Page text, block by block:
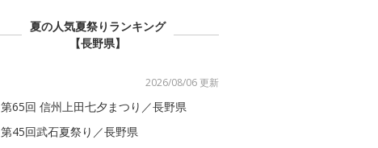
夏の人気夏祭りランキング
【長野県】
2026/08/06 更新
第65回 信州上田七夕まつり／長野県
第45回武石夏祭り／長野県